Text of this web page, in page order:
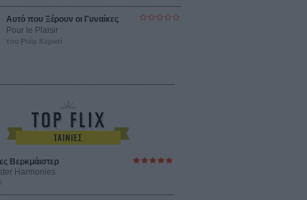
Αυτό που Ξέρουν οι Γυναίκες
Pour le Plaisir
του Ρεέμ Κερισί
Βερκμάιστερ
Harmonies